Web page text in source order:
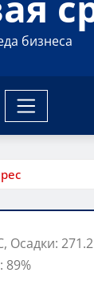
бизнеса
Осадки:
89%